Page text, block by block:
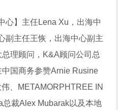
心】主任Lena Xu，出海中
副主任王恢，出海中心副主
理顾问，K&A顾问公司总
国商务参赞Arnie Rusine
、METAMORPHTREE IN
裁Alex Mubarak以及本地